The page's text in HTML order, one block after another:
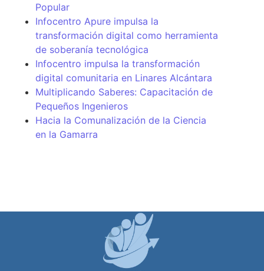
Popular
Infocentro Apure impulsa la
transformación digital como herramienta
de soberanía tecnológica
Infocentro impulsa la transformación
digital comunitaria en Linares Alcántara
Multiplicando Saberes: Capacitación de
Pequeños Ingenieros
Hacia la Comunalización de la Ciencia
en la Gamarra